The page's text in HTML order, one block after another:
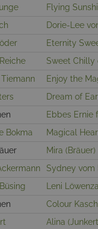
Flying
Dorie-Lee
Eternity
Sweet Chilly
Enjoy the
Dream of
Ebbes Ernie
Bokma
Magical
Mira (Bräuer)
Sydney vom
Leni
Colour
Alina